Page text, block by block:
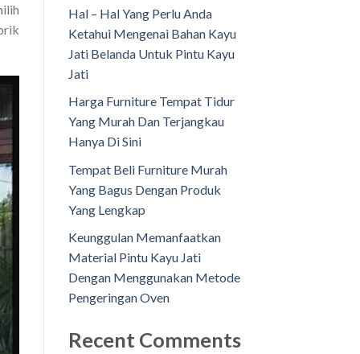
Hal – Hal Yang Perlu Anda
Ketahui Mengenai Bahan Kayu
Jati Belanda Untuk Pintu Kayu
Jati
Harga Furniture Tempat Tidur
Yang Murah Dan Terjangkau
Hanya Di Sini
Tempat Beli Furniture Murah
Yang Bagus Dengan Produk
Yang Lengkap
Keunggulan Memanfaatkan
Material Pintu Kayu Jati
Dengan Menggunakan Metode
Pengeringan Oven
Recent Comments